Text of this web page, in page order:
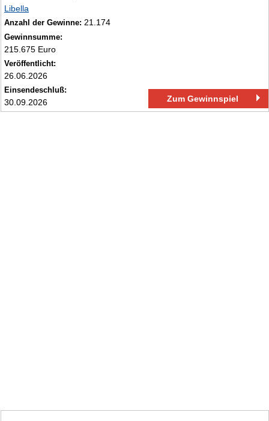
Libella
Anzahl der Gewinne: 21.174
Gewinnsumme:
215.675 Euro
Veröffentlicht:
26.06.2026
Einsendeschluß:
30.09.2026 Zum Gewinnspiel